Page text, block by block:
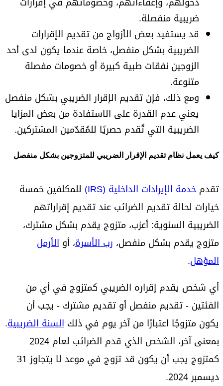
ضريبية منفصلة.
قد يستفيد بعض الأزواج من تقديم الإقرارات
الضريبية بشكل منفصل، خاصة عندما يكون لدى أحد
الزوجين نفقات طبية كبيرة أو خصومات مفصلة
متنوعة.
ومع ذلك، فإن تقديم الإقرار الضريبي بشكل منفصل
يعني عدم القدرة على الاستفادة من بعض المزايا
الضريبية التي تُقدم حصريًا للمُقدّمين المشتركين.
كيف يعمل نظام تقديم الإقرار الضريبي للمتزوجين بشكل منفصل
تقدم خدمة الإيرادات الداخلية (IRS)
للمكلفين خمسة
خيارات لحالة تقديم الضرائب عند تقديم إقراراتهم
الضريبية السنوية: أعزب، متزوج يقدم بشكل مشترك،
متزوج يقدم بشكل منفصل، رب الأسرة، أو الأرمل
المؤهل.
أي شخص يقدم إقراره الضريبي كمتزوج في أي من
الفئتين - تقديم منفصل أو تقديم مشترك - يجب أن
يكون متزوجًا اعتبارًا من آخر يوم في ذلك السنة الضريبية.
بمعنى آخر، الشخص الذي قدم الضرائب لعام 2024
كمتزوج يجب أن يكون قد تزوج في موعد لا يتجاوز 31
ديسمبر 2024.